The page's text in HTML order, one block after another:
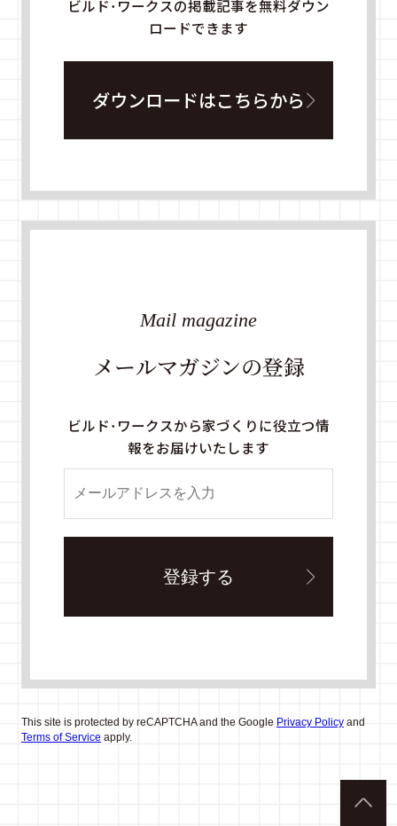
ビルド・ワークスの掲載記事を無料ダウン
ロードできます
ダウンロードはこちらから
メールマガジンの登録
Mail magazine
ビルド・ワークスから家づくりに役立つ情
報をお届けいたします
This site is protected by reCAPTCHA and the Google Privacy Policyand
Terms of Service apply.